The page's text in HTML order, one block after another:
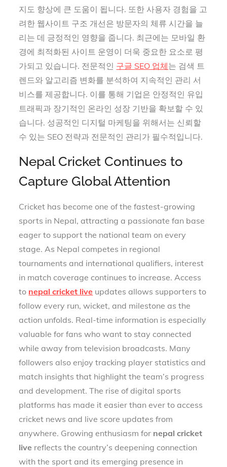
지도 향상에 큰 도움이 됩니다. 또한 사용자 경험을 고
려한 웹사이트 구조 개선은 방문자의 체류 시간을 늘
리는 데 긍정적인 영향을 줍니다. 최근에는 모바일 환
경에 최적화된 사이트 운영이 더욱 중요한 요소로 평
가되고 있습니다. 전문적인 구글 SEO 업체는 검색 트
렌드와 알고리즘 변화를 분석하여 지속적인 관리 서
비스를 제공합니다. 이를 통해 기업은 안정적인 유입
트래픽과 장기적인 온라인 성장 기반을 확보할 수 있
습니다. 성공적인 디지털 마케팅을 위해서는 신뢰할
수 있는 SEO 전략과 전문적인 관리가 필수적입니다.
Nepal Cricket Continues to
Capture Global Attention
Cricket has become one of the fastest-growing
sports in Nepal, attracting a passionate fan base
eager to support the national team on every
stage. As Nepal competes in regional
tournaments and international qualifiers, interest
in match coverage continues to increase. Access
to nepal cricket live updates allows supporters to
follow every run, wicket, and milestone as the
action unfolds. Real-time information is especially
valuable for fans who want to stay connected
while away from television broadcasts. Many
followers also enjoy tracking player statistics and
match insights that highlight the team’s progress
and development. The rise of digital sports
platforms has made it easier than ever to access
cricket news and live score updates from
anywhere. Growing enthusiasm for nepal cricket
live reflects the country’s deepening connection
with the sport and its emerging presence in